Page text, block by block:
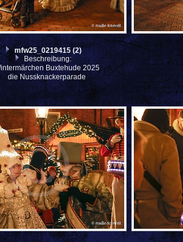
mfw25_0219415 (2)
Beschreibung:
Buxtehude 2025
die Nussknackerparade